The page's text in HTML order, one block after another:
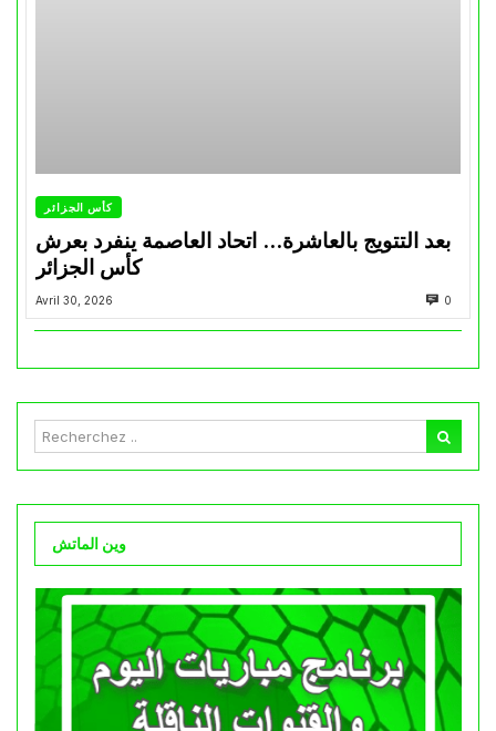
كأس الجزائر
بعد التتويج بالعاشرة… اتحاد العاصمة ينفرد بعرش
كأس الجزائر
Avril 30, 2026 0
وين الماتش